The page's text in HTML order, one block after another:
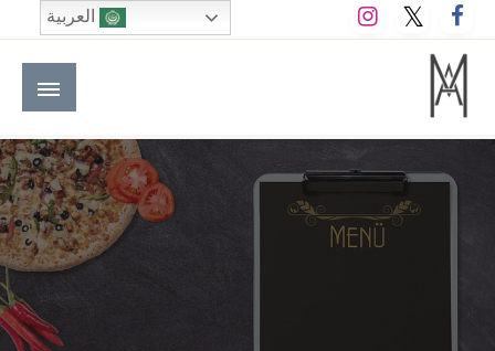
التخطي
إلى
المحتوى
M A hotels | إم ايه هوتيلز
الموقع الأول للعاملين في الفنادق في العالم العربي
العربية